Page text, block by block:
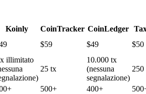
Koinly CoinTracker CoinLedger
$59 $49 $50
illimitato
25 tx
10.000 tx
(nessuna
segnalazione)
250
500+ 400+